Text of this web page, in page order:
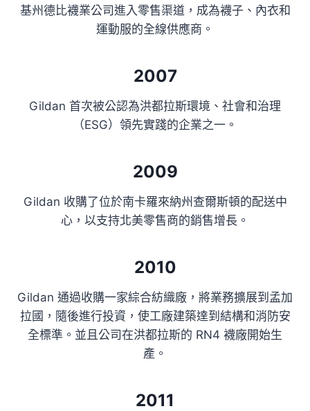
基州德比襪業公司進入零售渠道，成為襪子、內衣和
運動服的全線供應商。
2007
Gildan 首次被公認為洪都拉斯環境、社會和治理
（ESG）領先實踐的企業之一。
2009
Gildan 收購了位於南卡羅來納州查爾斯頓的配送中
心，以支持北美零售商的銷售增長。
2010
Gildan 通過收購一家綜合紡織廠，將業務擴展到孟加
拉國，隨後進行投資，使工廠建築達到結構和消防安
全標準。並且公司在洪都拉斯的 RN4 襪廠開始生
產。
2011